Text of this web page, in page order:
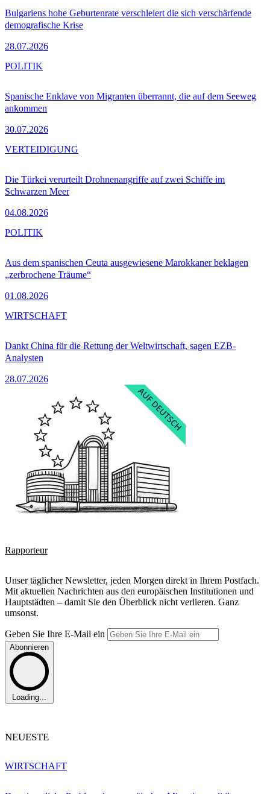
Bulgariens hohe Geburtenrate verschleiert die sich verschärfende
demografische Krise
28.07.2026
Spanische Enklave von Migranten überrannt, die auf dem Seeweg
ankommen
30.07.2026
POLITIK
Die Türkei verurteilt Drohnenangriffe auf zwei Schiffe im
Schwarzen Meer
04.08.2026
VERTEIDIGUNG
Aus dem spanischen Ceuta ausgewiesene Marokkaner beklagen
„zerbrochene Träume“
01.08.2026
POLITIK
Dankt China für die Rettung der Weltwirtschaft, sagen EZB-
Analysten
28.07.2026
WIRTSCHAFT
Rapporteur
Unser täglicher Newsletter, jeden Morgen direkt in Ihrem Postfach.
Mit aktuellen Nachrichten aus den europäischen Institutionen und
Hauptstädten – damit Sie den Überblick nicht verlieren. Ganz
umsonst.
Geben Sie Ihre E-Mail ein
Abonnieren
Loading...
NEUESTE
WIRTSCHAFT